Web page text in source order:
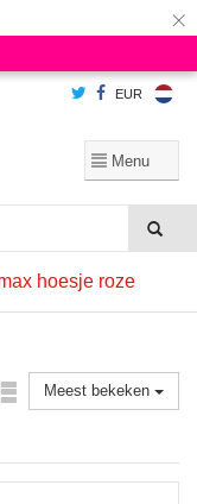
×
EUR
hoesje roze
Meest bekeken
Is dat akkoord?
Ja